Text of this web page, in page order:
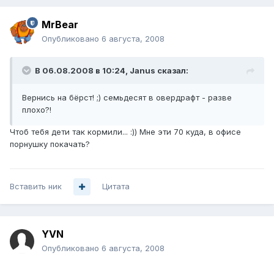
MrBear
Опубликовано 6 августа, 2008
В 06.08.2008 в 10:24, Janus сказал:
Вернись на бёрст! ;) семьдесят в овердрафт - разве
плохо?!
Чтоб тебя дети так кормили... :)) Мне эти 70 куда, в офисе
порнушку покачать?
Вставить ник Цитата
YVN
Опубликовано 6 августа, 2008